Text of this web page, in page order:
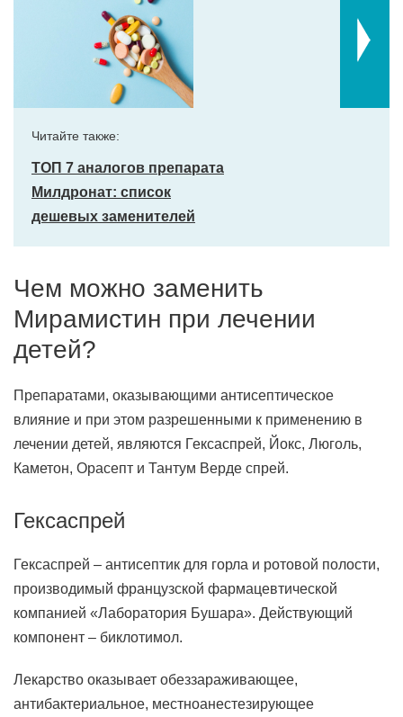
Читайте также:
ТОП 7 аналогов препарата
Милдронат: список
дешевых заменителей
Чем можно заменить
Мирамистин при лечении
детей?
Препаратами, оказывающими антисептическое
влияние и при этом разрешенными к применению в
лечении детей, являются Гексаспрей, Йокс, Люголь,
Каметон, Орасепт и Тантум Верде спрей.
Гексаспрей
Гексаспрей – антисептик для горла и ротовой полости,
производимый французской фармацевтической
компанией «Лаборатория Бушара». Действующий
компонент – биклотимол.
Лекарство оказывает обеззараживающее,
антибактериальное, местноанестезирующее